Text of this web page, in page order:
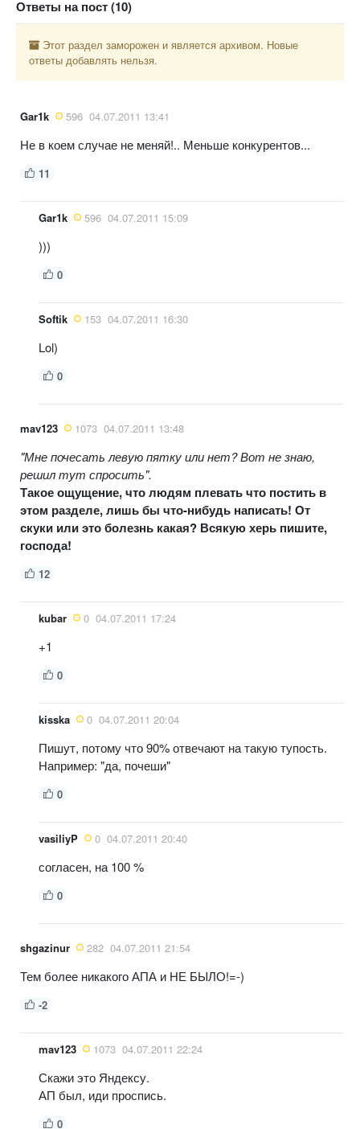
Ответы на пост (10)
Этот раздел заморожен и является архивом. Новые
ответы добавлять нельзя.
Gar1k 596 04.07.2011 13:41
Не в коем случае не меняй!.. Меньше конкурентов...
11
Gar1k 596 04.07.2011 15:09
)))
0
Softik 153 04.07.2011 16:30
Lol)
0
mav123 1073 04.07.2011 13:48
"Мне почесать левую пятку или нет? Вот не знаю,
решил тут спросить".
Такое ощущение, что людям плевать что постить в
этом разделе, лишь бы что-нибудь написать! От
скуки или это болезнь какая? Всякую херь пишите,
господа!
12
kubar 0 04.07.2011 17:24
+1
0
kisska 0 04.07.2011 20:04
Пишут, потому что 90% отвечают на такую тупость.
Например: "да, почеши"
0
vasiliyP 0 04.07.2011 20:40
согласен, на 100 %
0
shgazinur 282 04.07.2011 21:54
Тем более никакого АПА и НЕ БЫЛО!=-)
-2
mav123 1073 04.07.2011 22:24
Скажи это Яндексу.
АП был, иди проспись.
0